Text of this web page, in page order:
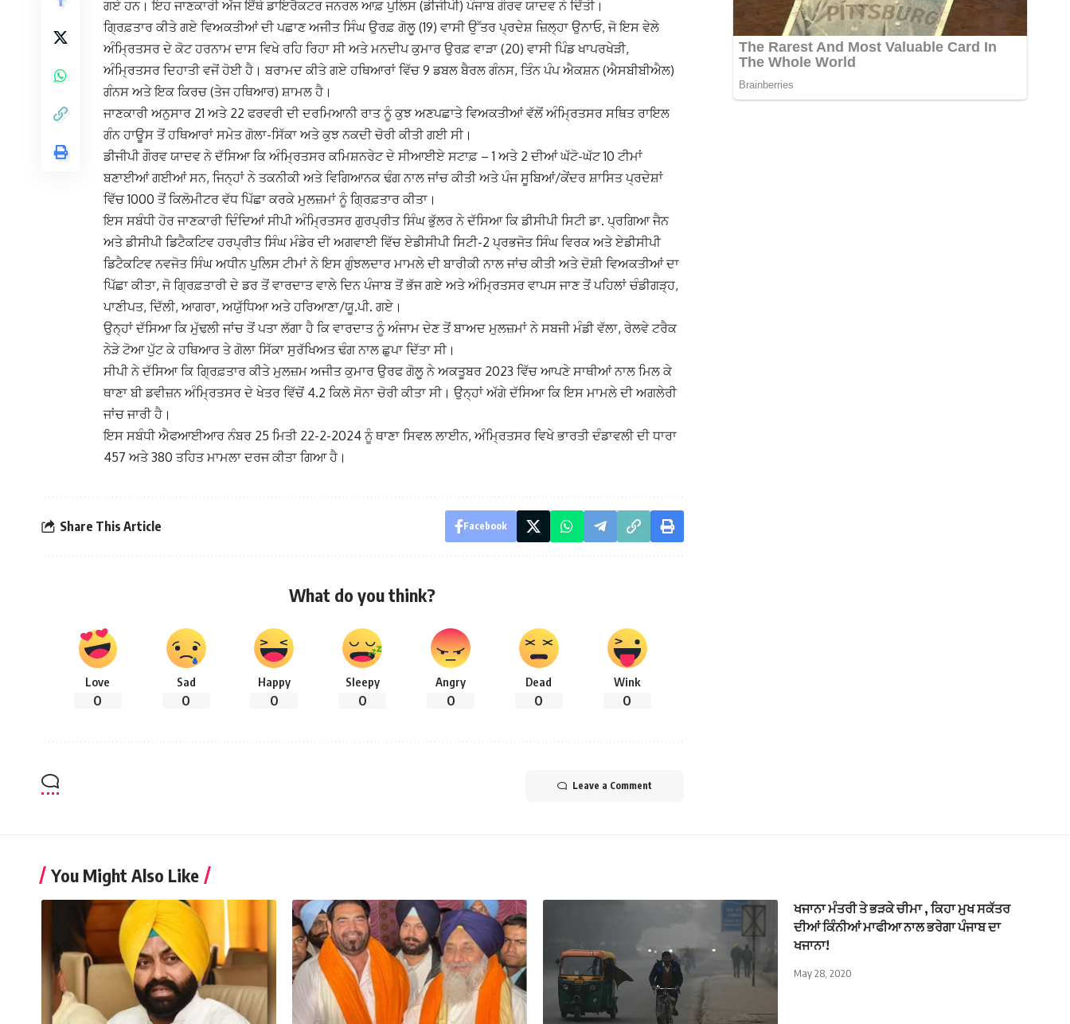
ਗਏ ਹਨ। ਇਹ ਜਾਣਕਾਰੀ ਅੱਜ ਇੱਥੇ ਡਾਇਰੈਕਟਰ ਜਨਰਲ ਆਫ਼ ਪੁਲਿਸ (ਡੀਜੀਪੀ) ਪੰਜਾਬ ਗੌਰਵ ਯਾਦਵ ਨੇ ਦਿੱਤੀ।
ਗ੍ਰਿਫ਼ਤਾਰ ਕੀਤੇ ਗਏ ਵਿਅਕਤੀਆਂ ਦੀ ਪਛਾਣ ਅਜੀਤ ਸਿੰਘ ਉਰਫ਼ ਗੋਲੂ (19) ਵਾਸੀ ਉੱਤਰ ਪ੍ਰਦੇਸ਼ ਜ਼ਿਲ੍ਹਾ ਉਨਾਓ, ਜੋ ਇਸ ਵੇਲੇ
ਅੰਮ੍ਰਿਤਸਰ ਦੇ ਕੋਟ ਹਰਨਾਮ ਦਾਸ ਵਿਖੇ ਰਹਿ ਰਿਹਾ ਸੀ ਅਤੇ ਮਨਦੀਪ ਕੁਮਾਰ ਉਰਫ਼ ਵਾੜਾ (20) ਵਾਸੀ ਪਿੰਡ ਖਾਪਰਖੇੜੀ,
ਅੰਮ੍ਰਿਤਸਰ ਦਿਹਾਤੀ ਵਜੋਂ ਹੋਈ ਹੈ। ਬਰਾਮਦ ਕੀਤੇ ਗਏ ਹਥਿਆਰਾਂ ਵਿੱਚ 9 ਡਬਲ ਬੈਰਲ ਗੰਨਸ, ਤਿੰਨ ਪੰਪ ਐਕਸ਼ਨ (ਐਸਬੀਬੀਐਲ)
ਗੰਨਸ ਅਤੇ ਇਕ ਕਿਰਚ (ਤੇਜ ਹਥਿਆਰ) ਸ਼ਾਮਲ ਹੈ।
ਜਾਣਕਾਰੀ ਅਨੁਸਾਰ 21 ਅਤੇ 22 ਫਰਵਰੀ ਦੀ ਦਰਮਿਆਨੀ ਰਾਤ ਨੂੰ ਕੁਝ ਅਣਪਛਾਤੇ ਵਿਅਕਤੀਆਂ ਵੱਲੋਂ ਅੰਮ੍ਰਿਤਸਰ ਸਥਿਤ ਰਾਇਲ
ਗੰਨ ਹਾਊਸ ਤੋਂ ਹਥਿਆਰਾਂ ਸਮੇਤ ਗੋਲਾ-ਸਿੱਕਾ ਅਤੇ ਕੁਝ ਨਕਦੀ ਚੋਰੀ ਕੀਤੀ ਗਈ ਸੀ।
ਡੀਜੀਪੀ ਗੌਰਵ ਯਾਦਵ ਨੇ ਦੱਸਿਆ ਕਿ ਅੰਮ੍ਰਿਤਸਰ ਕਮਿਸ਼ਨਰੇਟ ਦੇ ਸੀਆਈਏ ਸਟਾਫ਼ – 1 ਅਤੇ 2 ਦੀਆਂ ਘੱਟੋ-ਘੱਟ 10 ਟੀਮਾਂ
ਬਣਾਈਆਂ ਗਈਆਂ ਸਨ, ਜਿਨ੍ਹਾਂ ਨੇ ਤਕਨੀਕੀ ਅਤੇ ਵਿਗਿਆਨਕ ਢੰਗ ਨਾਲ ਜਾਂਚ ਕੀਤੀ ਅਤੇ ਪੰਜ ਸੂਬਿਆਂ/ਕੇਂਦਰ ਸ਼ਾਸਿਤ ਪ੍ਰਦੇਸ਼ਾਂ
ਵਿੱਚ 1000 ਤੋਂ ਕਿਲੋਮੀਟਰ ਵੱਧ ਪਿੱਛਾ ਕਰਕੇ ਮੁਲਜ਼ਮਾਂ ਨੂੰ ਗ੍ਰਿਫ਼ਤਾਰ ਕੀਤਾ।
ਇਸ ਸਬੰਧੀ ਹੋਰ ਜਾਣਕਾਰੀ ਦਿੰਦਿਆਂ ਸੀਪੀ ਅੰਮ੍ਰਿਤਸਰ ਗੁਰਪ੍ਰੀਤ ਸਿੰਘ ਭੁੱਲਰ ਨੇ ਦੱਸਿਆ ਕਿ ਡੀਸੀਪੀ ਸਿਟੀ ਡਾ. ਪ੍ਰਗਿਆ ਜੈਨ
ਅਤੇ ਡੀਸੀਪੀ ਡਿਟੈਕਟਿਵ ਹਰਪ੍ਰੀਤ ਸਿੰਘ ਮੰਡੇਰ ਦੀ ਅਗਵਾਈ ਵਿੱਚ ਏਡੀਸੀਪੀ ਸਿਟੀ-2 ਪ੍ਰਭਜੋਤ ਸਿੰਘ ਵਿਰਕ ਅਤੇ ਏਡੀਸੀਪੀ
ਡਿਟੈਕਟਿਵ ਨਵਜੋਤ ਸਿੰਘ ਅਧੀਨ ਪੁਲਿਸ ਟੀਮਾਂ ਨੇ ਇਸ ਗੁੰਝਲਦਾਰ ਮਾਮਲੇ ਦੀ ਬਾਰੀਕੀ ਨਾਲ ਜਾਂਚ ਕੀਤੀ ਅਤੇ ਦੋਸ਼ੀ ਵਿਅਕਤੀਆਂ ਦਾ
ਪਿੱਛਾ ਕੀਤਾ, ਜੋ ਗ੍ਰਿਫ਼ਤਾਰੀ ਦੇ ਡਰ ਤੋਂ ਵਾਰਦਾਤ ਵਾਲੇ ਦਿਨ ਪੰਜਾਬ ਤੋਂ ਭੱਜ ਗਏ ਅਤੇ ਅੰਮ੍ਰਿਤਸਰ ਵਾਪਸ ਜਾਣ ਤੋਂ ਪਹਿਲਾਂ ਚੰਡੀਗੜ੍ਹ,
ਪਾਣੀਪਤ, ਦਿੱਲੀ, ਆਗਰਾ, ਅਯੁੱਧਿਆ ਅਤੇ ਹਰਿਆਣਾ/ਯੂ.ਪੀ. ਗਏ।
ਉਨ੍ਹਾਂ ਦੱਸਿਆ ਕਿ ਮੁੱਢਲੀ ਜਾਂਚ ਤੋਂ ਪਤਾ ਲੱਗਾ ਹੈ ਕਿ ਵਾਰਦਾਤ ਨੂੰ ਅੰਜਾਮ ਦੇਣ ਤੋਂ ਬਾਅਦ ਮੁਲਜ਼ਮਾਂ ਨੇ ਸਬਜੀ ਮੰਡੀ ਵੱਲਾ, ਰੇਲਵੇ ਟਰੈਕ
ਨੇੜੇ ਟੋਆ ਪੁੱਟ ਕੇ ਹਥਿਆਰ ਤੇ ਗੋਲਾ ਸਿੱਕਾ ਸੁਰੱਖਿਅਤ ਢੰਗ ਨਾਲ ਛੁਪਾ ਦਿੱਤਾ ਸੀ।
ਸੀਪੀ ਨੇ ਦੱਸਿਆ ਕਿ ਗ੍ਰਿਫ਼ਤਾਰ ਕੀਤੇ ਮੁਲਜ਼ਮ ਅਜੀਤ ਕੁਮਾਰ ਉਰਫ ਗੋਲੂ ਨੇ ਅਕਤੂਬਰ 2023 ਵਿੱਚ ਆਪਣੇ ਸਾਥੀਆਂ ਨਾਲ ਮਿਲ ਕੇ
ਥਾਣਾ ਬੀ ਡਵੀਜ਼ਨ ਅੰਮ੍ਰਿਤਸਰ ਦੇ ਖੇਤਰ ਵਿੱਚੋਂ 4.2 ਕਿਲੋ ਸੋਨਾ ਚੋਰੀ ਕੀਤਾ ਸੀ। ਉਨ੍ਹਾਂ ਅੱਗੇ ਦੱਸਿਆ ਕਿ ਇਸ ਮਾਮਲੇ ਦੀ ਅਗਲੇਰੀ
ਜਾਂਚ ਜਾਰੀ ਹੈ।
ਇਸ ਸਬੰਧੀ ਐਫਆਈਆਰ ਨੰਬਰ 25 ਮਿਤੀ 22-2-2024 ਨੂੰ ਥਾਣਾ ਸਿਵਲ ਲਾਈਨ, ਅੰਮ੍ਰਿਤਸਰ ਵਿਖੇ ਭਾਰਤੀ ਦੰਡਾਵਲੀ ਦੀ ਧਾਰਾ
457 ਅਤੇ 380 ਤਹਿਤ ਮਾਮਲਾ ਦਰਜ ਕੀਤਾ ਗਿਆ ਹੈ।
Share This Article Facebook
What do you think?
Love
0
Sad
0
Happy
0
Sleepy
0
Angry
0
Dead
0
Wink
0
Leave a Comment
You Might Also Like
ਖਜਾਨਾ ਮੰਤਰੀ ਤੇ ਭੜਕੇ ਚੀਮਾ , ਕਿਹਾ ਮੁਖ ਸਕੱਤਰ
ਦੀਆਂ ਕਿੰਨੀਆਂ ਮਾਫੀਆ ਨਾਲ ਭਰੇਗਾ ਪੰਜਾਬ ਦਾ
ਖਜਾਨਾ!
May 28, 2020